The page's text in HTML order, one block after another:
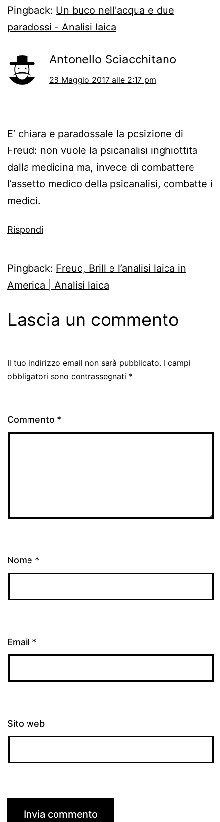
Pingback: Un buco nell'acqua e due
paradossi - Analisi laica
Antonello Sciacchitano
28 Maggio 2017 alle 2:17 pm
E’ chiara e paradossale la posizione di
Freud: non vuole la psicanalisi inghiottita
dalla medicina ma, invece di combattere
l’assetto medico della psicanalisi, combatte i
medici.
Rispondi
Pingback: Freud, Brill e l’analisi laica in
America | Analisi laica
Lascia un commento
Il tuo indirizzo email non sarà pubblicato. I campi
obbligatori sono contrassegnati *
Commento *
Nome *
Email *
Sito web